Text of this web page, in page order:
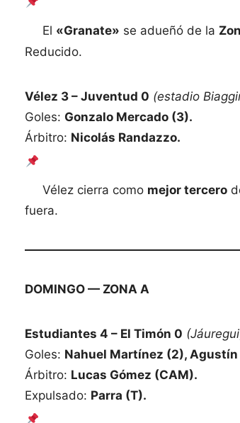
El «Granate» se adueñó de la
Reducido.
Vélez 3 – Juventud 0 (estadio
Goles: Gonzalo Mercado (3).
Árbitro: Nicolás Randazzo.
Vélez cierra como mejor tercero
fuera.
DOMINGO — ZONA A
Estudiantes 4 – El Timón 0
Goles: Nahuel Martínez (2),
Árbitro: Lucas Gómez (CAM).
Expulsado: Parra (T).